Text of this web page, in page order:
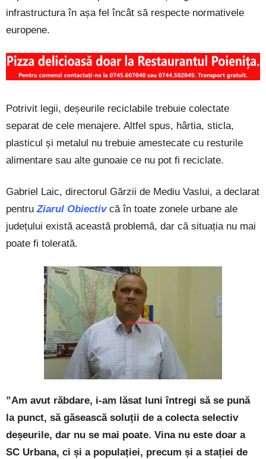
infrastructura în așa fel încât să respecte normativele
europene.
Potrivit legii, deșeurile reciclabile trebuie colectate
separat de cele menajere. Altfel spus, hârtia, sticla,
plasticul și metalul nu trebuie amestecate cu resturile
alimentare sau alte gunoaie ce nu pot fi reciclate.
Gabriel Laic, directorul Gărzii de Mediu Vaslui, a declarat
pentruZiarul Obiectivcă în toate zonele urbane ale
județului există această problemă, dar că situația nu mai
poate fi tolerată.
”Am avut răbdare, i-am lăsat luni întregi să se pună
la punct, să găsească soluții de a colecta selectiv
deșeurile, dar nu se mai poate. Vina nu este doar a
SC Urbana, ci și a populației, precum și a stației de